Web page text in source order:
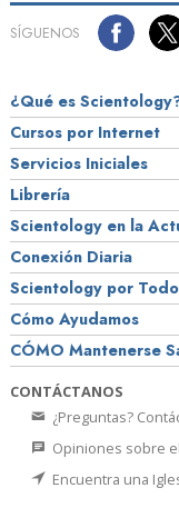
SÍGUENOS
¿Qué es
Cursos por Internet
Servicios Iniciales
Librería
Scientology en la
Conexión Diaria
Scientology por
Cómo Ayudamos
CÓMO Mantenerse
CONTÁCTANOS
¿Preguntas?
Opiniones sobre
Encuentra una